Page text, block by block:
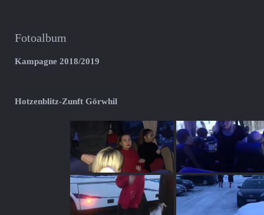
Fotoalbum
Kampagne 2018/2019
Hotzenblitz-Zunft Görwhil